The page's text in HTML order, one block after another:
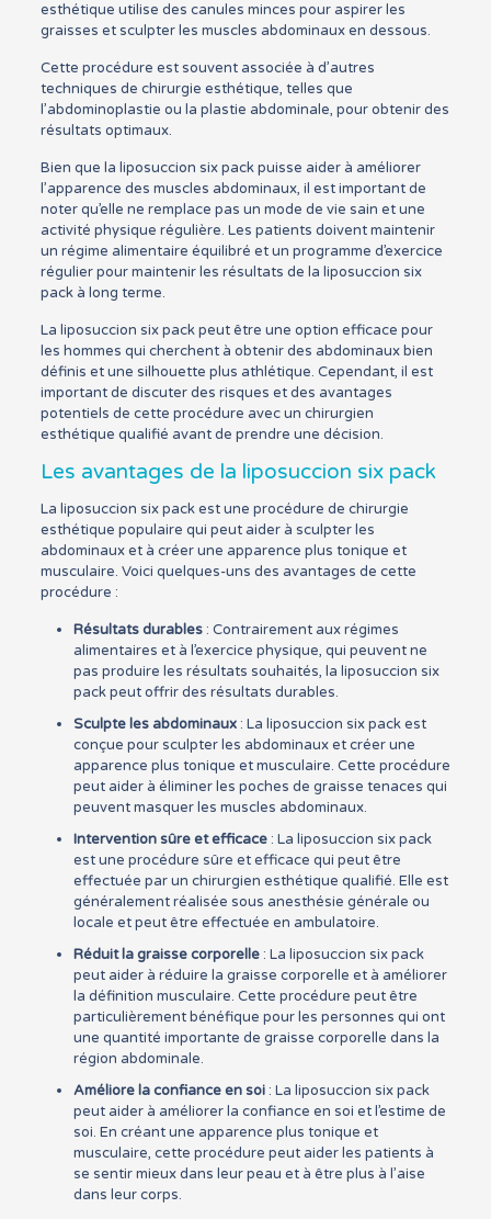
esthétique utilise des canules minces pour aspirer les
graisses et sculpter les muscles abdominaux en dessous.
Cette procédure est souvent associée à d’autres
techniques de chirurgie esthétique, telles que
l’abdominoplastie ou la plastie abdominale, pour obtenir des
résultats optimaux.
Bien que la liposuccion six pack puisse aider à améliorer
l’apparence des muscles abdominaux, il est important de
noter qu’elle ne remplace pas un mode de vie sain et une
activité physique régulière. Les patients doivent maintenir
un régime alimentaire équilibré et un programme d’exercice
régulier pour maintenir les résultats de la liposuccion six
pack à long terme.
La liposuccion six pack peut être une option efficace pour
les hommes qui cherchent à obtenir des abdominaux bien
définis et une silhouette plus athlétique. Cependant, il est
important de discuter des risques et des avantages
potentiels de cette procédure avec un chirurgien
esthétique qualifié avant de prendre une décision.
Les avantages de la liposuccion six pack
La liposuccion six pack est une procédure de chirurgie
esthétique populaire qui peut aider à sculpter les
abdominaux et à créer une apparence plus tonique et
musculaire. Voici quelques-uns des avantages de cette
procédure :
Résultats durables: Contrairement aux régimes
alimentaires et à l’exercice physique, qui peuvent ne
pas produire les résultats souhaités, la liposuccion six
pack peut offrir des résultats durables.
Sculpte les abdominaux: La liposuccion six pack est
conçue pour sculpter les abdominaux et créer une
apparence plus tonique et musculaire. Cette procédure
peut aider à éliminer les poches de graisse tenaces qui
peuvent masquer les muscles abdominaux.
Intervention sûre et efficace: La liposuccion six pack
est une procédure sûre et efficace qui peut être
effectuée par un chirurgien esthétique qualifié. Elle est
généralement réalisée sous anesthésie générale ou
locale et peut être effectuée en ambulatoire.
Réduit la graisse corporelle: La liposuccion six pack
peut aider à réduire la graisse corporelle et à améliorer
la définition musculaire. Cette procédure peut être
particulièrement bénéfique pour les personnes qui ont
une quantité importante de graisse corporelle dans la
région abdominale.
Améliore la confiance en soi: La liposuccion six pack
peut aider à améliorer la confiance en soi et l’estime de
soi. En créant une apparence plus tonique et
musculaire, cette procédure peut aider les patients à
se sentir mieux dans leur peau et à être plus à l’aise
dans leur corps.